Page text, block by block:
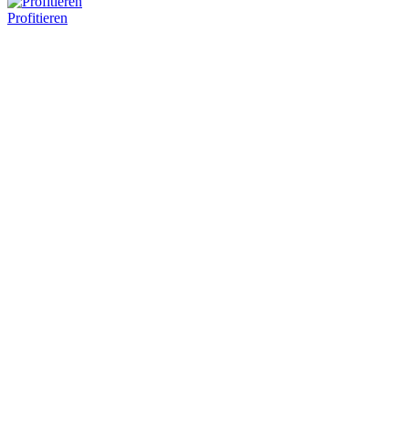
Profitieren